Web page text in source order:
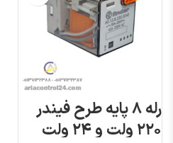
رله ۸ پایه طرح فیندر
۲۲۰ ولت و ۲۴ ولت